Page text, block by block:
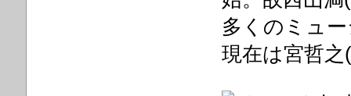
多くのミュ
現在は宮哲